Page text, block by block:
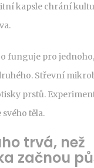
kapsle chrání
funguje pro
Střevní
prstů.
těla.
trvá, než
začnou